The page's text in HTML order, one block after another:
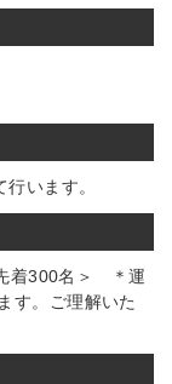
います。
着300名＞ ＊運
す。ご理解いた